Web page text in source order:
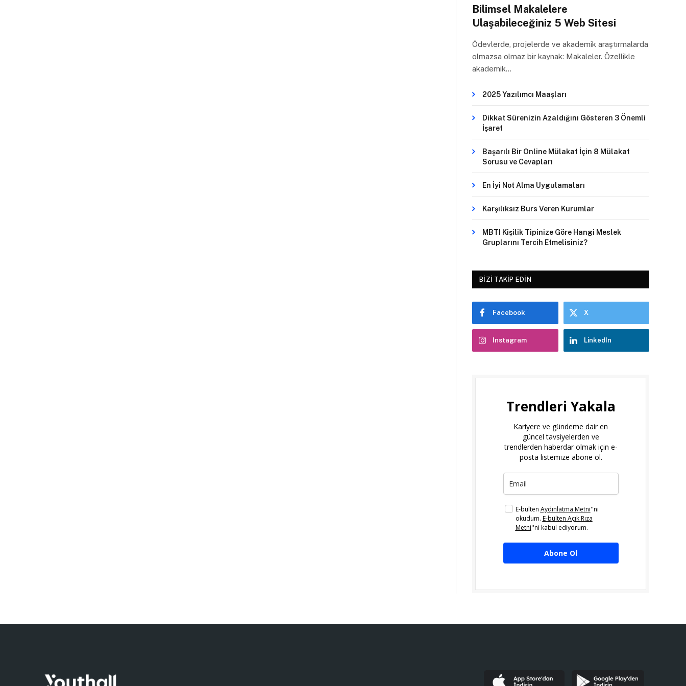
Bilimsel Makalelere
Ulaşabileceğiniz 5 Web Sitesi
Ödevlerde, projelerde ve akademik araştırmalarda
olmazsa olmaz bir kaynak: Makaleler. Özellikle
akademik…
2025 Yazılımcı Maaşları
Dikkat Sürenizin Azaldığını Gösteren 3 Önemli
İşaret
Başarılı Bir Online Mülakat İçin 8 Mülakat
Sorusu ve Cevapları
En İyi Not Alma Uygulamaları
Karşılıksız Burs Veren Kurumlar
MBTI Kişilik Tipinize Göre Hangi Meslek
Gruplarını Tercih Etmelisiniz?
BIZI TAKIP EDIN
Facebook X
Instagram LinkedIn
Trendleri Yakala
Kariyere ve gündeme dair en
güncel tavsiyelerden ve
trendlerden haberdar olmak için e-
posta listemize abone ol.
E-bülten Aydınlatma Metni''ni
okudum. E-bülten Açık Rıza
Metni''ni kabul ediyorum.
Abone Ol